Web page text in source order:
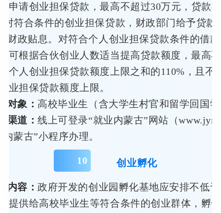
申请创业担保贷款，最高不超过30万元，贷款
对符合条件的创业担保贷款，财政部门给予贷款
财政贴息。对符合个人创业担保贷款条件的借
可根据合伙创业人数适当提高贷款额度，最高
个人创业担保贷款额度上限之和的110%，且不
业担保贷款额度上限。
对象： 高校毕业生（含大学生村官和留学回国
渠道：线上可登录“就业内蒙古”网站（
蒙古”小程序办理。
10 创业孵化
内容：政府开发的创业园孵化基地应安排不低
提供给高校毕业生等符合条件的创业群体，孵